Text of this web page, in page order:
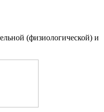
(физиологической) и